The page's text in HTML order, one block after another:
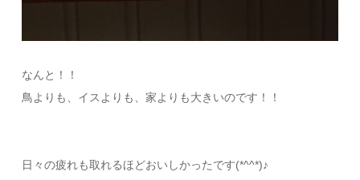
なんと！！
鳥よりも、イスよりも、家よりも大きいのです！！
日々の疲れも取れるほどおいしかったです(*^^*)♪